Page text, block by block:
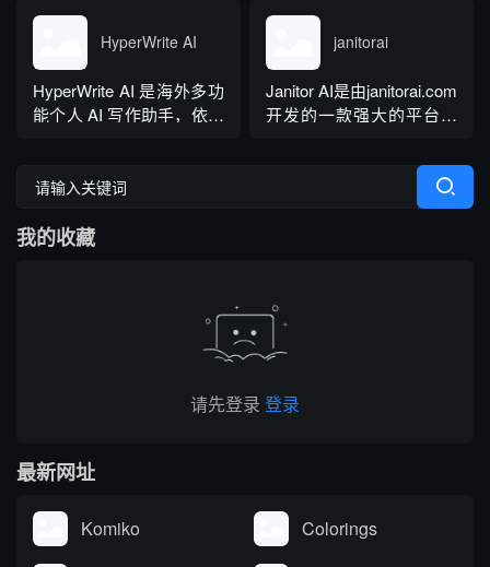
盖英、西、德、法等主流
语种，区分六大英语地域
版本。工具除基础拼写语
法纠错外，还可校验标
点、大小写、语句冗余问
依托 NLP 与大模型技术，
搭载 GrammarlyGO 智能
写作助手，集实时校对、
AI 生成、抄袭检测、引文
排版、团队文风统一功能
HyperWrite AI
HyperWrite AI 是海外多功
能个人 AI 写作助手，依托
写作功能，支持原生网页
插件，可在任意网页实时
janitorai
Janitor AI是由janitorai.com
开发的一款强大的平台，
性的NSFW虚构聊天机器
人角色。该平台由大型语
言模型驱动，包括OpenAI
我的收藏
请先登录 登录
最新网址
Komiko Colorings